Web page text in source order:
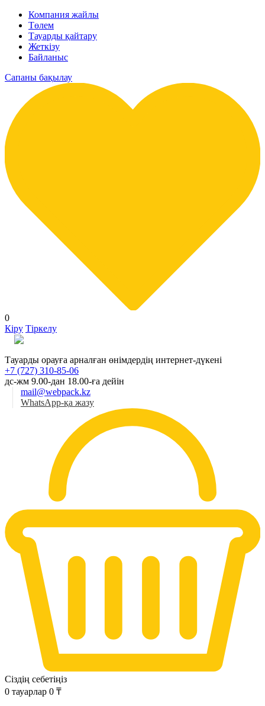
Компания жайлы
Төлем
Тауарды қайтару
Жеткізу
Байланыс
Сапаны бақылау
0
Кіру Тіркелу
Тауарды орауға арналған өнімдердің интернет-дүкені
+7 (727) 310-85-06
дс-жм 9.00-дан 18.00-ға дейін
mail@webpack.kz
WhatsApp-қа жазу
Сіздің себетіңіз
0 тауарлар 0 ₸